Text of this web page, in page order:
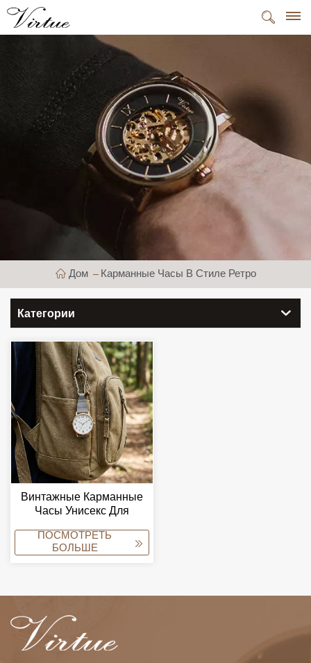
Дом Карманные Часы В Стиле Ретро
Категории
Винтажные Карманные
Часы Унисекс Для
Медсестры, Стеклянный
Циферблат С
Ключей.
ПОСМОТРЕТЬ
БОЛЬШЕ